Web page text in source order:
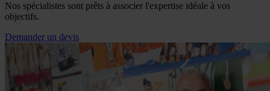
Nos spécialistes sont prêts à associer l'expertise idéale à vos
objectifs.
Demander un devis